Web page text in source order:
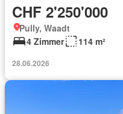
CHF 2'250'000
Pully, Waadt
4 Zimmer
114 m²
28.06.2026